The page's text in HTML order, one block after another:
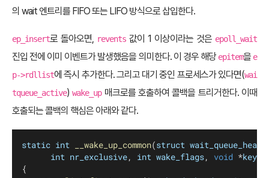
의 wait 엔트리를 FIFO 또는 LIFO 방식으로 삽입한다.
ep_insert로 돌아오면, revents 값이 1 이상이라는 것은 epoll_wait
진입 전에 이미 이벤트가 발생했음을 의미한다. 이 경우 해당epitem을 e
p->rdllist에 즉시 추가한다. 그리고 대기 중인 프로세스가 있다면(wai
tqueue_active)wake_up매크로를 호출하여 콜백을 트리거한다. 이때
호출되는 콜백의 핵심은 아래와 같다.
static int __wake_up_common(struct wait_queue_head
int nr_exclusive, int wake_flags, void *key
{